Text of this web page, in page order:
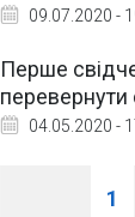
09.07.2020 -
Перше
перевернути
04.05.2020 -
1